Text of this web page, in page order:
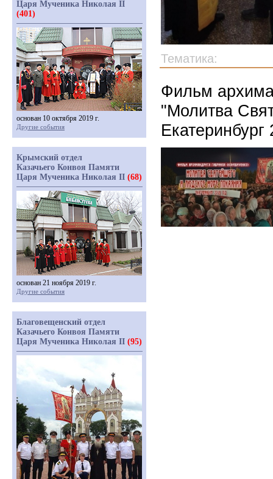
Тематика:
Фильм
"Молитва
Екатеринбург
Царя Мученика Николая II
(401)
основан 10 октября 2019 г.
Другие события
Крымский отдел
Казачьего Конвоя Памяти
Царя Мученика Николая II (68)
основан 21 ноября 2019 г.
Другие события
Благовещенский отдел
Казачьего Конвоя Памяти
Царя Мученика Николая II (95)